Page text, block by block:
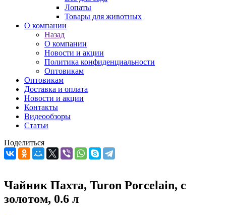
Лопаты
Товары для животных
О компании
Назад
О компании
Новости и акции
Политика конфиденциальности
Оптовикам
Оптовикам
Доставка и оплата
Новости и акции
Контакты
Видеообзоры
Статьи
Поделиться
Чайник Пахта, Turon Porcelain, с
золотом, 0.6 л